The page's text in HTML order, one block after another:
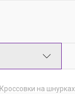
Кроссовки на шнурках